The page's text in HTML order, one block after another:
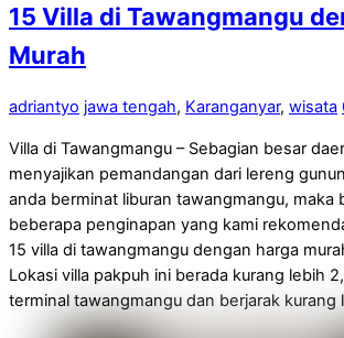
15 Villa di Tawangmangu
Murah
adriantyo jawa tengah, Karanganyar, wisata
Villa di Tawangmangu – Sebagian besar
menyajikan pemandangan dari lereng
anda berminat liburan tawangmangu, maka
beberapa penginapan yang kami
15 villa di tawangmangu dengan harga
Lokasi villa pakpuh ini berada kurang lebih
terminal tawangmangu dan berjarak